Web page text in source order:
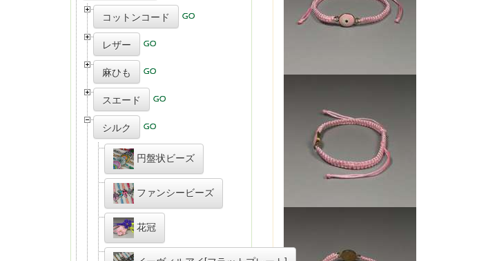
コットンコード
レザー
麻ひも
スエード
シルク
円盤状ビーズ
ファンシービーズ
花冠